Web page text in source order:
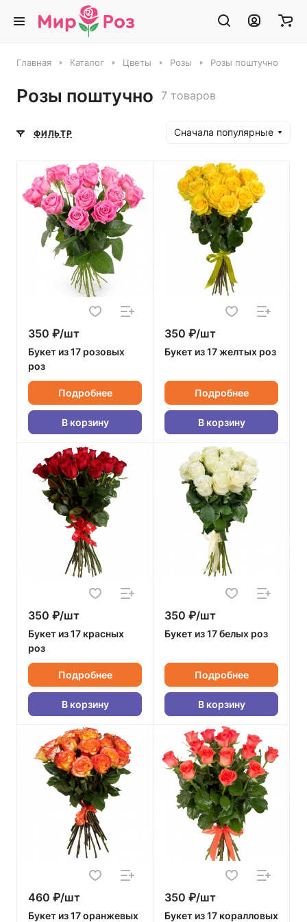
Главная Каталог Цветы Розы Розы поштучно
Розы поштучно 7 товаров
ФИЛЬТР Сначала популярные
350 ₽/шт
Букет из 17 розовых
роз
Подробнее
В корзину
350 ₽/шт
Букет из 17 желтых роз
Подробнее
В корзину
350 ₽/шт
Букет из 17 красных
роз
Подробнее
В корзину
350 ₽/шт
Букет из 17 белых роз
Подробнее
В корзину
460 ₽/шт
Букет из 17 оранжевых
350 ₽/шт
Букет из 17 коралловых